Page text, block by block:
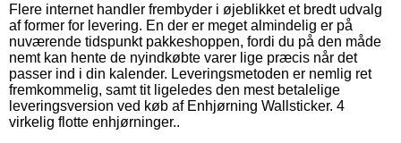
Flere internet handler frembyder i øjeblikket et bredt udvalg
af former for levering. En der er meget almindelig er på
nuværende tidspunkt pakkeshoppen, fordi du på den måde
nemt kan hente de nyindkøbte varer lige præcis når det
passer ind i din kalender. Leveringsmetoden er nemlig ret
fremkommelig, samt tit ligeledes den mest betalelige
leveringsversion ved køb af Enhjørning Wallsticker. 4
virkelig flotte enhjørninger..